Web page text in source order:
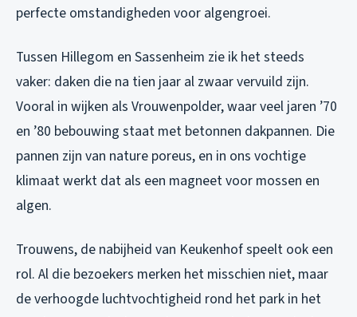
perfecte omstandigheden voor algengroei.
Tussen Hillegom en Sassenheim zie ik het steeds
vaker: daken die na tien jaar al zwaar vervuild zijn.
Vooral in wijken als Vrouwenpolder, waar veel jaren ’70
en ’80 bebouwing staat met betonnen dakpannen. Die
pannen zijn van nature poreus, en in ons vochtige
klimaat werkt dat als een magneet voor mossen en
algen.
Trouwens, de nabijheid van Keukenhof speelt ook een
rol. Al die bezoekers merken het misschien niet, maar
de verhoogde luchtvochtigheid rond het park in het